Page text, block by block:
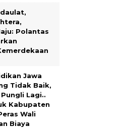
Polantas
Jawa
Tidak Baik,
Lagi..
Kabupaten
Wali
Biaya